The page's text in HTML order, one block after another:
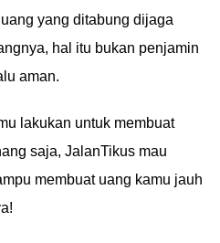
yang ditabung dijaga
hal itu bukan penjamin
aman.
lakukan untuk membuat
saja, JalanTikus mau
membuat uang kamu jauh